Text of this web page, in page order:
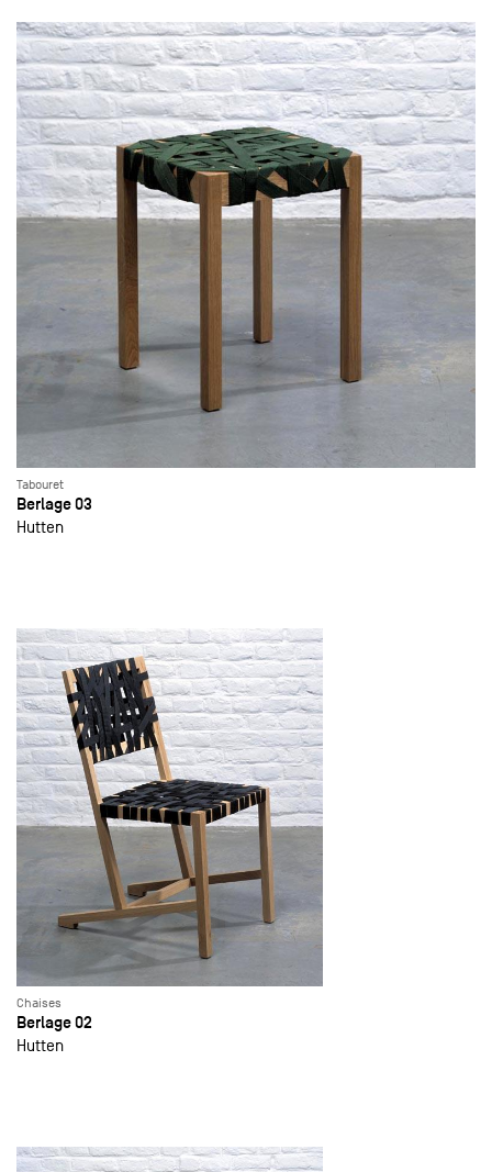
Tabouret
Berlage 03
Hutten
Chaises
Berlage 02
Hutten